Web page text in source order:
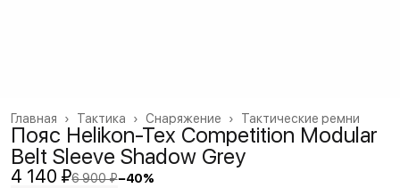
Тактические ремни
Снаряжение ›
Тактика ›
Главная ›
Пояс Helikon-Tex Competition Modular
Belt Sleeve Shadow Grey
4 140 ₽6 900 ₽−40%